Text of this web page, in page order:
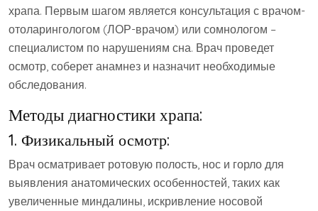
храпа. Первым шагом является консультация с врачом-
отоларингологом (ЛОР-врачом) или сомнологом –
специалистом по нарушениям сна. Врач проведет
осмотр, соберет анамнез и назначит необходимые
обследования.
Методы диагностики храпа:
1. Физикальный осмотр:
Врач осматривает ротовую полость, нос и горло для
выявления анатомических особенностей, таких как
увеличенные миндалины, искривление носовой